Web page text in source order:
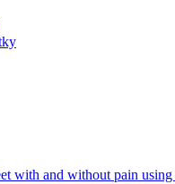
with and without pain